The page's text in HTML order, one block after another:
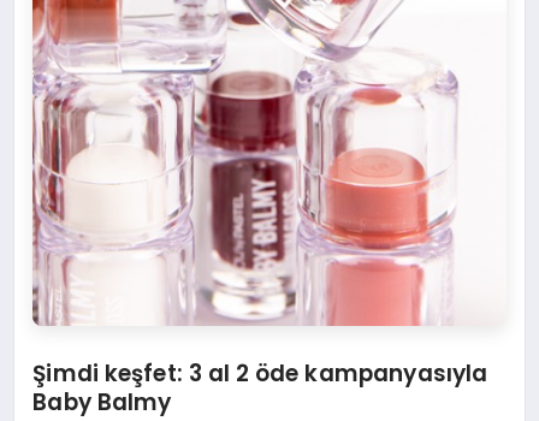
Şimdi keşfet: 3 al 2 öde kampanyasıyla
Baby Balmy